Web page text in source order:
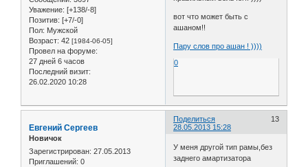
Уважение: [+138/-8]
Позитив: [+7/-0]
Пол: Мужской
Возраст: 42 [1984-06-05]
Провел на форуме:
27 дней 6 часов
Последний визит:
26.02.2020 10:28
вот что может быть с
ашаном!!
Пару слов про ашан ! ))))
0
Поделиться
13
28.05.2013 15:28
Евгений Сергеев
Новичок
Зарегистрирован: 27.05.2013
Приглашений: 0
У меня другой тип рамы,без
заднего амартизатора